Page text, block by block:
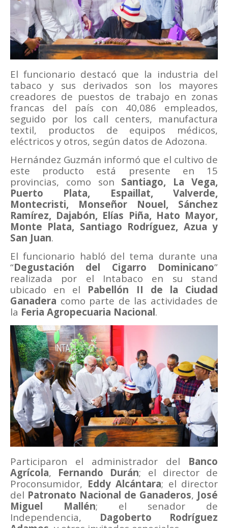
El funcionario destacó que la industria del
tabaco y sus derivados son los mayores
creadores de puestos de trabajo en zonas
francas del país con 40,086 empleados,
seguido por los call centers, manufactura
textil, productos de equipos médicos,
eléctricos y otros, según datos de Adozona.
Hernández Guzmán informó que el cultivo de
este producto está presente en 15
provincias, como son Santiago, La Vega,
Puerto Plata, Espaillat, Valverde,
Montecristi, Monseñor Nouel, Sánchez
Ramírez, Dajabón, Elías Piña, Hato Mayor,
Monte Plata, Santiago Rodríguez, Azua y
San Juan.
El funcionario habló del tema durante una
“Degustación del Cigarro Dominicano”
realizada por el Intabaco en su stand
ubicado en el Pabellón II de la Ciudad
Ganadera como parte de las actividades de
la Feria Agropecuaria Nacional.
Participaron el administrador del Banco
Agrícola, Fernando Durán; el director de
Proconsumidor, Eddy Alcántara; el director
del Patronato Nacional de Ganaderos, José
Miguel Mallén; el senador de
Independencia, Dagoberto Rodríguez